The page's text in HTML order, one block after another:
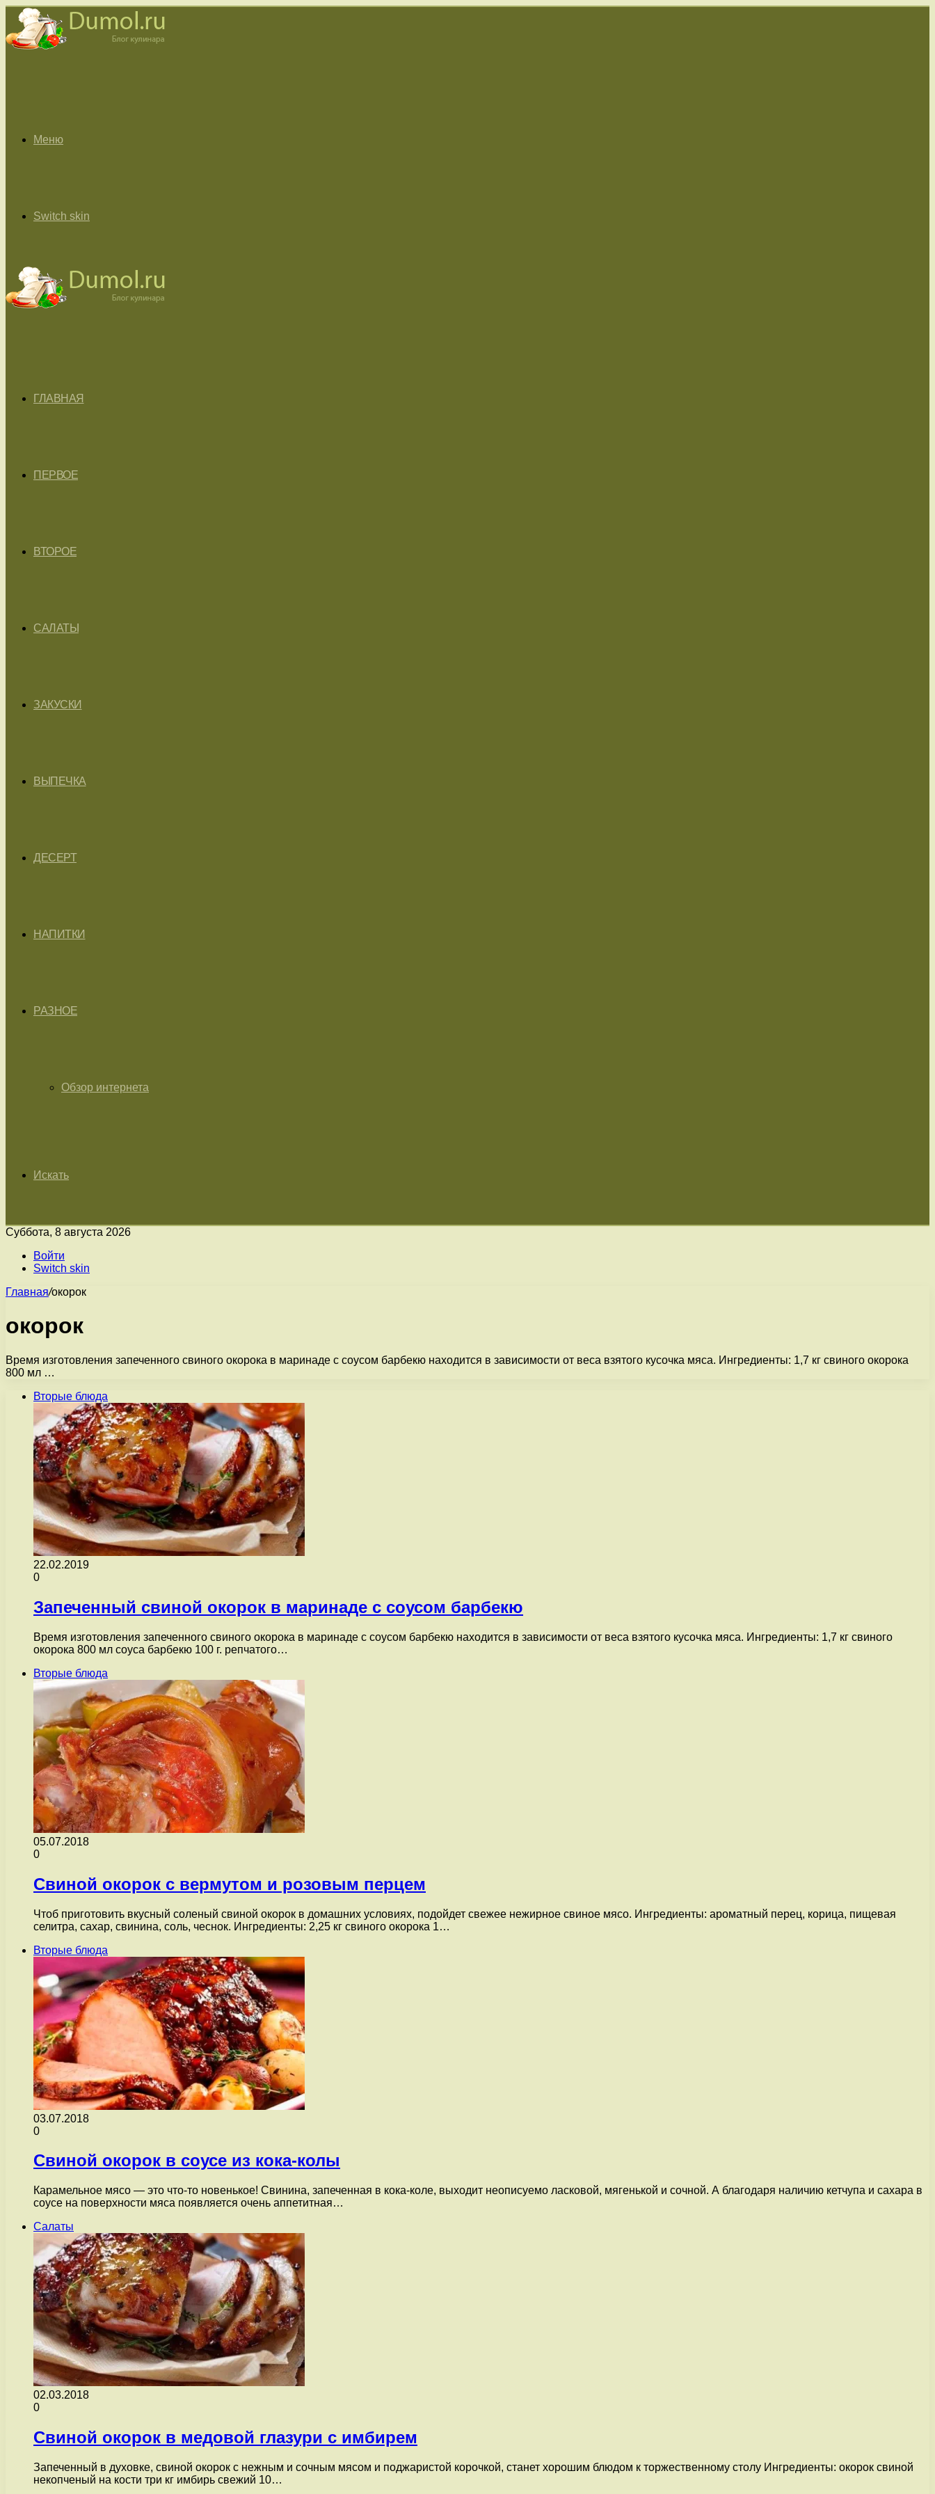
Меню
Switch skin
ГЛАВНАЯ
ПЕРВОЕ
ВТОРОЕ
САЛАТЫ
ЗАКУСКИ
ВЫПЕЧКА
ДЕСЕРТ
НАПИТКИ
РАЗНОЕ
Обзор интернета
Искать
Суббота, 8 августа 2026
Войти
Switch skin
Главная/окорок
окорок
Время изготовления запеченного свиного окорока в маринаде с соусом барбекю находится в зависимости от веса взятого кусочка мяса. Ингредиенты: 1,7 кг свиного окорока
800 мл …
Вторые блюда
22.02.2019
0
Запеченный свиной окорок в маринаде с соусом барбекю
Время изготовления запеченного свиного окорока в маринаде с соусом барбекю находится в зависимости от веса взятого кусочка мяса. Ингредиенты: 1,7 кг свиного
окорока 800 мл соуса барбекю 100 г. репчатого…
Вторые блюда
05.07.2018
0
Свиной окорок с вермутом и розовым перцем
Чтоб приготовить вкусный соленый свиной окорок в домашних условиях, подойдет свежее нежирное свиное мясо. Ингредиенты: ароматный перец, корица, пищевая
селитра, сахар, свинина, соль, чеснок. Ингредиенты: 2,25 кг свиного окорока 1…
Вторые блюда
03.07.2018
0
Свиной окорок в соусе из кока-колы
Карамельное мясо — это что-то новенькое! Свинина, запеченная в кока-коле, выходит неописуемо ласковой, мягенькой и сочной. А благодаря наличию кетчупа и сахара в
соусе на поверхности мяса появляется очень аппетитная…
Салаты
02.03.2018
0
Свиной окорок в медовой глазури с имбирем
Запеченный в духовке, свиной окорок с нежным и сочным мясом и поджаристой корочкой, станет хорошим блюдом к торжественному столу Ингредиенты: окорок свиной
некопченый на кости три кг имбирь свежий 10…